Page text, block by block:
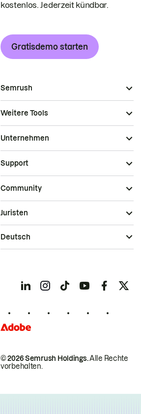
kostenlos. Jederzeit kündbar.
Gratisdemo starten
Semrush
Weitere Tools
Unternehmen
Support
Community
© 2026 Semrush Holdings.Alle Rechte
vorbehalten.
Juristen
Deutsch